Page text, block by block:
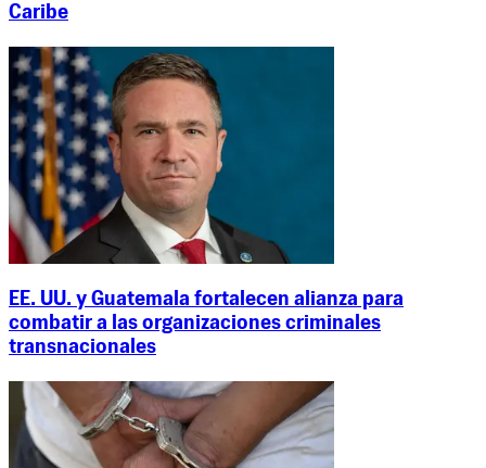
Caribe
EE. UU. y Guatemala fortalecen alianza para
combatir a las organizaciones criminales
transnacionales